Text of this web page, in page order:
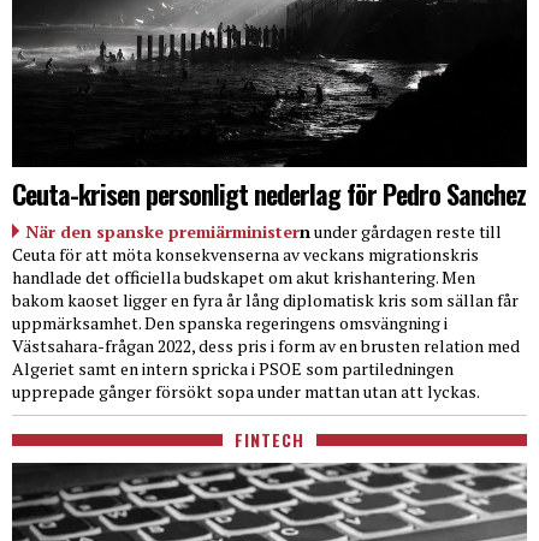
Ceuta-krisen personligt nederlag för Pedro Sanchez
När den spanske premiärministernunder gårdagen reste till
Ceuta för att möta konsekvenserna av veckans migrationskris
handlade det officiella budskapet om akut krishantering. Men
bakom kaoset ligger en fyra år lång diplomatisk kris som sällan får
uppmärksamhet. Den spanska regeringens omsvängning i
Västsahara-frågan 2022, dess pris i form av en brusten relation med
Algeriet samt en intern spricka i PSOE som partiledningen
upprepade gånger försökt sopa under mattan utan att lyckas.
FINTECH